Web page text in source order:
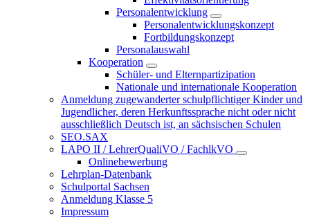
Personalentwicklung
Personalentwicklungskonzept
Fortbildungskonzept
Personalauswahl
Kooperation
Schüler- und Elternpartizipation
Nationale und internationale Kooperation
Anmeldung zugewanderter schulpflichtiger Kinder und
Jugendlicher, deren Herkunftssprache nicht oder nicht
ausschließlich Deutsch ist, an sächsischen Schulen
SEO.SAX
LAPO II / LehrerQualiVO / FachlkVO
Onlinebewerbung
Lehrplan-Datenbank
Schulportal Sachsen
Anmeldung Klasse 5
Impressum